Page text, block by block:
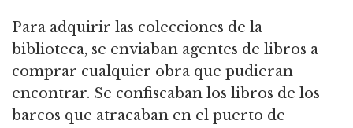
Para adquirir las colecciones de la
biblioteca, se enviaban agentes de libros a
comprar cualquier obra que pudieran
encontrar. Se confiscaban los libros de los
barcos que atracaban en el puerto de